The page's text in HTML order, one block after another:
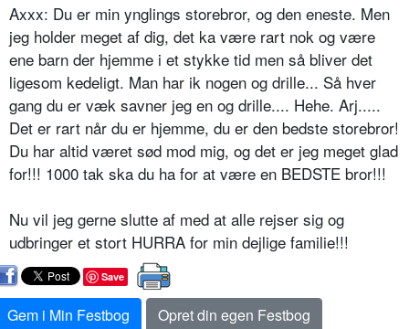
Axxx: Du er min ynglings storebror, og den eneste. Men
jeg holder meget af dig, det ka være rart nok og være
ene barn der hjemme i et stykke tid men så bliver det
ligesom kedeligt. Man har ik nogen og drille... Så hver
gang du er væk savner jeg en og drille.... Hehe. Arj.....
Det er rart når du er hjemme, du er den bedste storebror!
Du har altid været sød mod mig, og det er jeg meget glad
for!!! 1000 tak ska du ha for at være en BEDSTE bror!!!
Nu vil jeg gerne slutte af med at alle rejser sig og
udbringer et stort HURRA for min dejlige familie!!!
Save
Gem i Min Festbog
Opret din egen Festbog